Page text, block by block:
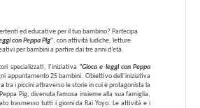
ed educative per il tuo bambino? Partecipa
con Peppa Pig” , con attività ludiche, letture
per bambini a partire dai tre anni d’età.
specializzati, l’iniziativa “Gioca e leggi con Peppa
appuntamento 25 bambini. Obiettivo dell’iniziativa
tra i piccini attraverso le storie in cui è protagonista la
Pig, divenuta famosa insieme alla sua famiglia,
trasmesso tutti i giorni da Rai Yoyo. Le attività e i